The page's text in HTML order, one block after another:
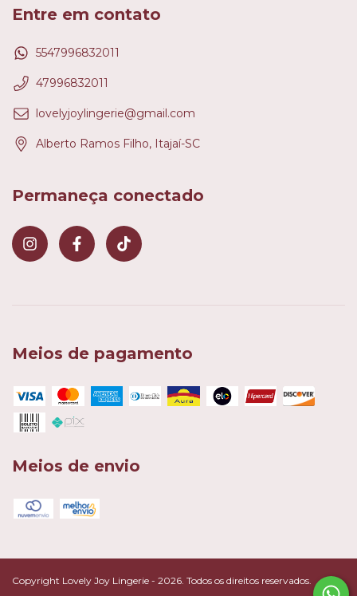
Entre em contato
5547996832011
47996832011
lovelyjoylingerie@gmail.com
Alberto Ramos Filho, Itajaí-SC
Permaneça conectado
Meios de pagamento
Meios de envio
Copyright Lovely Joy Lingerie - 2026. Todos os direitos reservados.